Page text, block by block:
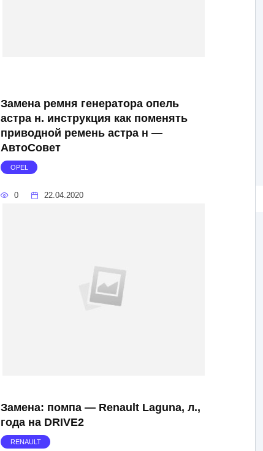
Замена ремня генератора опель
астра н. инструкция как поменять
приводной ремень астра н —
АвтоСовет
OPEL
0 22.04.2020
Замена: помпа — Renault Laguna, л.,
года на DRIVE2
RENAULT